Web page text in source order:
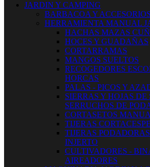
JARDIN Y CAMPING
BARBACOA Y ACCESORIOS
HERRAMIENTA MANUAL
HACHAS MAZAS
HOCES Y GUADAÑAS
CORTARRAMAS
MANGOS SUELTOS
RECOGEDORES
HORCAS
PALAS - PICOS Y
SIERRAS Y HOJAS DE
SERRUCHOS DE
CORTASETOS
TIJERAS
TIJERAS
INJERTO
CULTIVADORES -
AIREADORES